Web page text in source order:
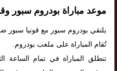
موعد مباراة بودروم سبور
يلتقي بودروم سبور مع قونيا سبور
تُقام المباراة على ملعب بودروم.
تنطلق المباراة في تمام الساعة